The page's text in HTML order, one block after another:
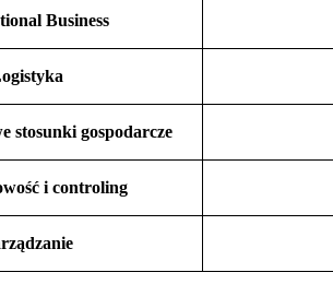
Business
stosunki gospodarcze
i controling